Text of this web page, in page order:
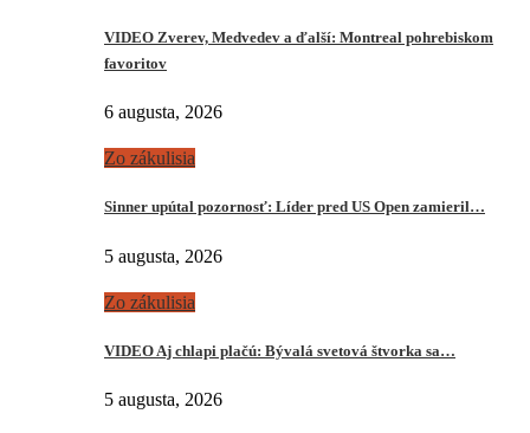
VIDEO Zverev, Medvedev a ďalší: Montreal pohrebiskom
favoritov
6 augusta, 2026
Zo zákulisia
Sinner upútal pozornosť: Líder pred US Open zamieril…
5 augusta, 2026
Zo zákulisia
VIDEO Aj chlapi plačú: Bývalá svetová štvorka sa…
5 augusta, 2026